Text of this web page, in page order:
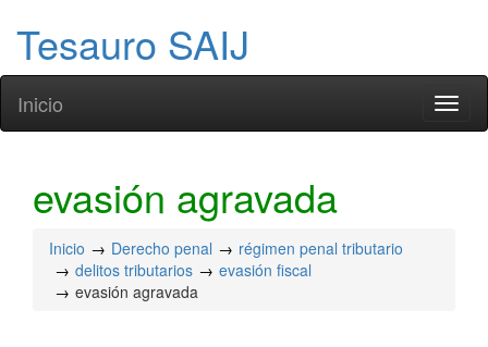
Tesauro SAIJ
Inicio
evasión agravada
Inicio Derecho penal
régimen penal tributario
delitos tributarios
evasión fiscal
evasión agravada